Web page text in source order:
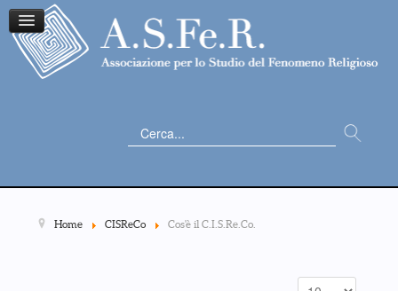
Cerca...
Home CISReCo Cos'è il C.I.S.Re.Co.